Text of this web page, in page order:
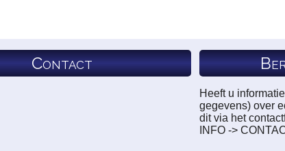
Contact
Heeft u
gegevens) over
dit via het
INFO ->